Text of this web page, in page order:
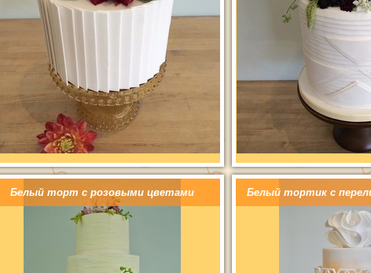
Белый торт с розовыми цветами Белый тортик с